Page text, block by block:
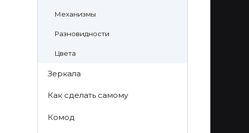
Механизмы
Разновидности
Цвета
Зеркала
Как сделать самому
Комод